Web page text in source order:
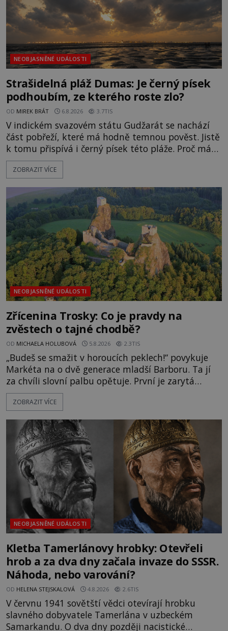
NEOBJASNĚNÉ UDÁLOSTI
Strašidelná pláž Dumas: Je černý písek
podhoubím, ze kterého roste zlo?
OD MIREK BRÁT 6.8.2026 3.7TIS
V indickém svazovém státu Gudžarát se nachází
část pobřeží, které má hodně temnou pověst. Jistě
k tomu přispívá i černý písek této pláže. Proč má
pláž takové netypické zbarvení? Nakolik jsou
pravdivé historky, že zde došlo k nevysvětlitelným
následovat. Vstupujeme na pláž Dumas ve městě
Surat. Gu
ZOBRAZIT VÍCE
NEOBJASNĚNÉ UDÁLOSTI
Zřícenina Trosky: Co je pravdy na
zvěstech o tajné chodbě?
OD MICHAELA HOLUBOVÁ 5.8.2026 2.3TIS
„Budeš se smažit v horoucích peklech!“ povykuje
Markéta na o dvě generace mladší Barboru. Ta jí
za chvíli slovní palbu opětuje. První je zarytá
katolička, druhá přesvědčená kališnice. A každá z
nich se usídlí na jedné z věží slavného hradu
mezi vůdce protihusitského boje. Za manželku má
skutečně jistou
ZOBRAZIT VÍCE
NEOBJASNĚNÉ UDÁLOSTI
Kletba Tamerlánovy hrobky: Otevřeli
hrob a za dva dny začala invaze do SSSR.
Náhoda, nebo varování?
OD HELENA STEJSKALOVÁ 4.8.2026 2.6TIS
V červnu 1941 sovětští vědci otevírají hrobku
slavného dobyvatele Tamerlána v uzbeckém
Samarkandu. O dva dny později nacistické